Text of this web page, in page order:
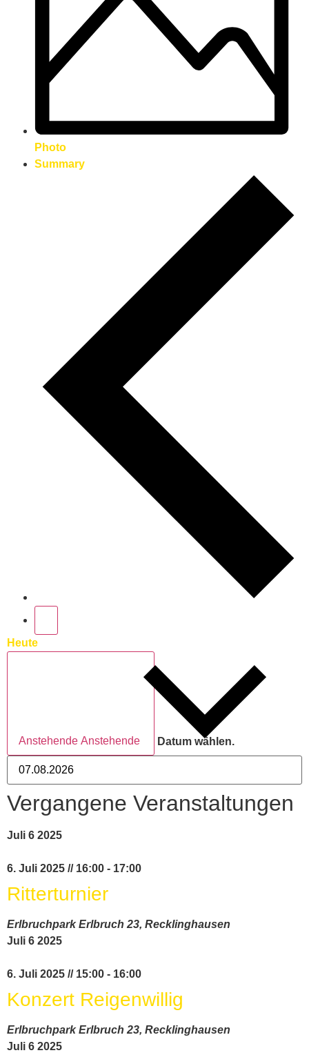
Photo
Summary
Heute
Anstehende Anstehende Datum wählen.
Vergangene Veranstaltungen
Juli 6 2025
6. Juli 2025 // 16:00 - 17:00
Ritterturnier
ErlbruchparkErlbruch 23, Recklinghausen
Juli 6 2025
6. Juli 2025 // 15:00 - 16:00
Konzert Reigenwillig
ErlbruchparkErlbruch 23, Recklinghausen
Juli 6 2025